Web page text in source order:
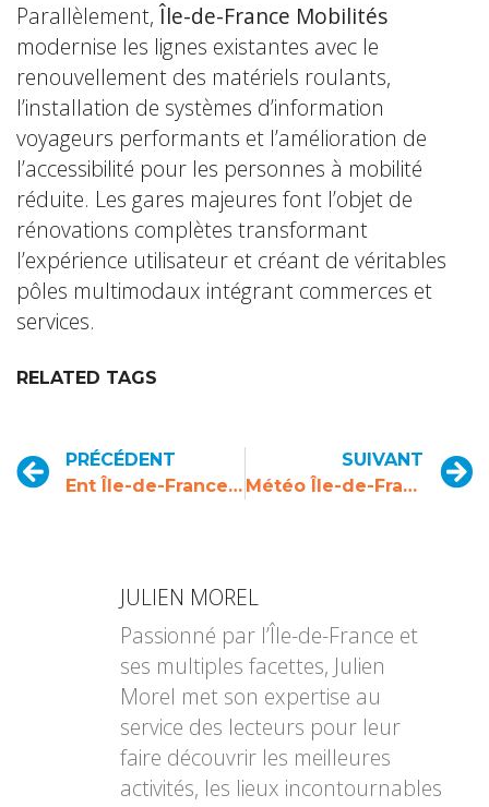
Parallèlement,Île-de-France Mobilités
modernise les lignes existantes avec le
renouvellement des matériels roulants,
l’installation de systèmes d’information
voyageurs performants et l’amélioration de
l’accessibilité pour les personnes à mobilité
réduite. Les gares majeures font l’objet de
rénovations complètes transformant
l’expérience utilisateur et créant de véritables
pôles multimodaux intégrant commerces et
services.
RELATED TAGS
PRÉCÉDENT
Ent Île-de-France : guide complet pour accéder à votre espace numérique de travail
SUIVANT
Météo Île-de-France : prévisions en temps réel et tendances climatiques
JULIEN MOREL
Passionné par l’Île-de-France et
ses multiples facettes, Julien
Morel met son expertise au
service des lecteurs pour leur
faire découvrir les meilleures
activités, les lieux incontournables